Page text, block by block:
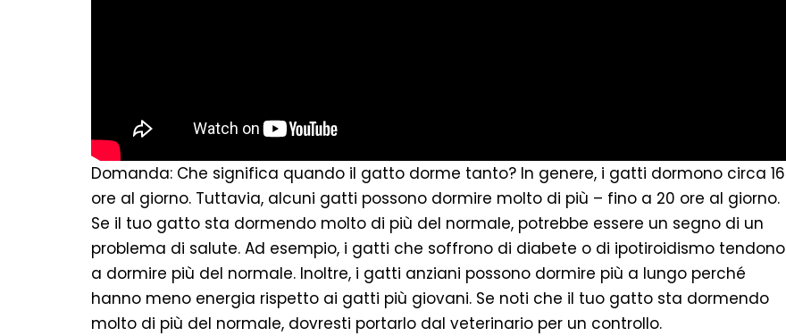
Domanda: Che significa quando il gatto dorme tanto? In genere, i gatti dormono circa 16
ore al giorno. Tuttavia, alcuni gatti possono dormire molto di più – fino a 20 ore al giorno.
Se il tuo gatto sta dormendo molto di più del normale, potrebbe essere un segno di un
problema di salute. Ad esempio, i gatti che soffrono di diabete o di ipotiroidismo tendono
a dormire più del normale. Inoltre, i gatti anziani possono dormire più a lungo perché
hanno meno energia rispetto ai gatti più giovani. Se noti che il tuo gatto sta dormendo
molto di più del normale, dovresti portarlo dal veterinario per un controllo.